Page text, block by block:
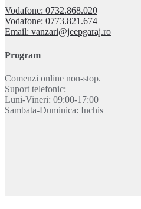
Vodafone: 0732.868.020
Vodafone: 0773.821.674
Email: vanzari@jeepgaraj.ro
Program
Comenzi online non-stop.
Suport telefonic:
Luni-Vineri: 09:00-17:00
Sambata-Duminica: Inchis